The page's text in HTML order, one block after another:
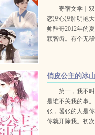
寄宿文学｜
恋没心没肺明艳
帅酷哥2012年的
颗智齿。有个无
俏皮公主的冰
第一，我不
是谁不关我的事
张，嚣张的人是
你就开除我。初